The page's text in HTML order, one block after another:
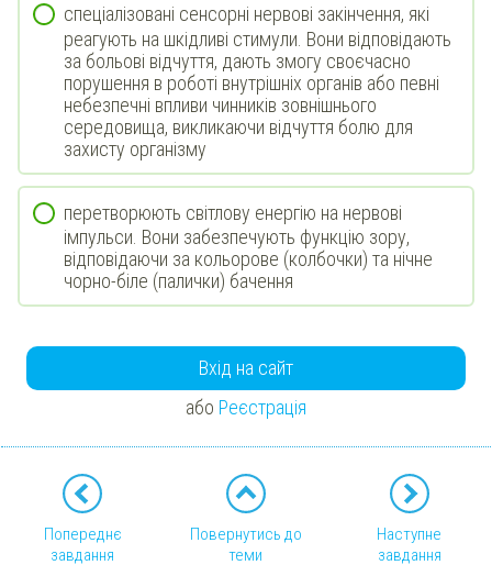
спеціалізовані сенсорні нервові закінчення, які
реагують на шкідливі стимули. Вони відповідають
за больові відчуття, дають змогу своєчасно
порушення в роботі внутрішніх органів або певні
небезпечні впливи чинників зовнішнього
середовища, викликаючи відчуття болю для
захисту організму
перетворюють світлову енергію на нервові
імпульси. Вони забезпечують функцію зору,
відповідаючи за кольорове (колбочки) та нічне
чорно-біле (палички) бачення
Вхід на сайт
або Реєстрація
Попереднє
завдання
Повернутись до
теми
Наступне
завдання